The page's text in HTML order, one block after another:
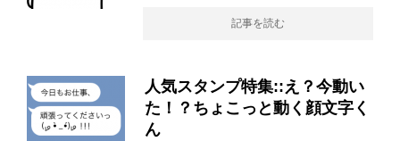
記事を読む
人気スタンプ特集::え？今動い
た！？ちょこっと動く顔文字く
ん